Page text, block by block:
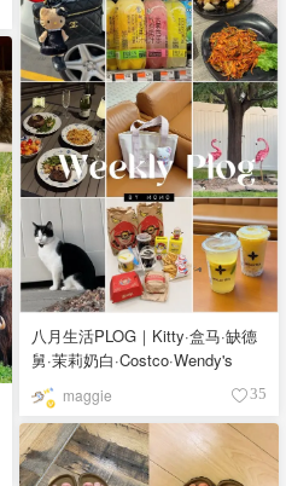
八月生活PLOG｜Kitty·盒马·缺德
舅·茉莉奶白·Costco·Wendy's
maggie 35